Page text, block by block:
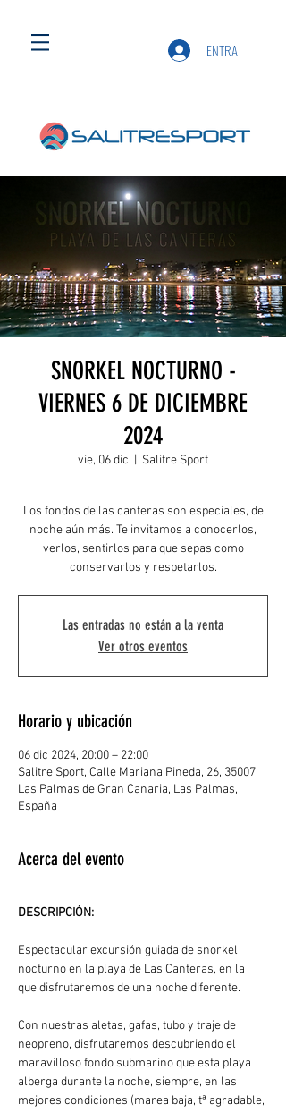
ENTRA
SNORKEL NOCTURNO -
VIERNES 6 DE DICIEMBRE
2024
vie, 06 dic Salitre Sport
Los fondos de las canteras son especiales, de
noche aún más. Te invitamos a conocerlos,
verlos, sentirlos para que sepas como
conservarlos y respetarlos.
Las entradas no están a la venta
Ver otros eventos
Horario y ubicación
06 dic 2024, 20:00 – 22:00
Salitre Sport, Calle Mariana Pineda, 26, 35007
Las Palmas de Gran Canaria, Las Palmas,
España
Acerca del evento
DESCRIPCIÓN:
Espectacular excursión guiada de snorkel
nocturno en la playa de Las Canteras, en la
que disfrutaremos de una noche diferente.
Con nuestras aletas, gafas, tubo y traje de
neopreno, disfrutaremos descubriendo el
maravilloso fondo submarino que esta playa
alberga durante la noche, siempre, en las
mejores condiciones (marea baja, tª agradable,